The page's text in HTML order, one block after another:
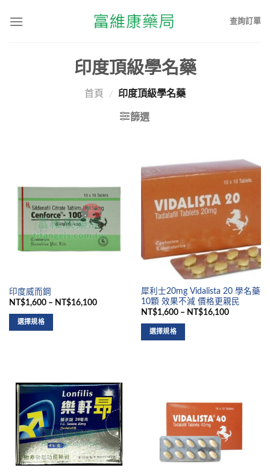
查詢訂單
印度頂級學名藥
首頁 / 印度頂級學名藥
篩選
印度威而鋼
NT$1,600 – NT$16,100
選擇規格
犀利士20mg Vidalista 20 學名藥
10顆 效果不減 價格更親民
NT$1,600 – NT$16,100
選擇規格